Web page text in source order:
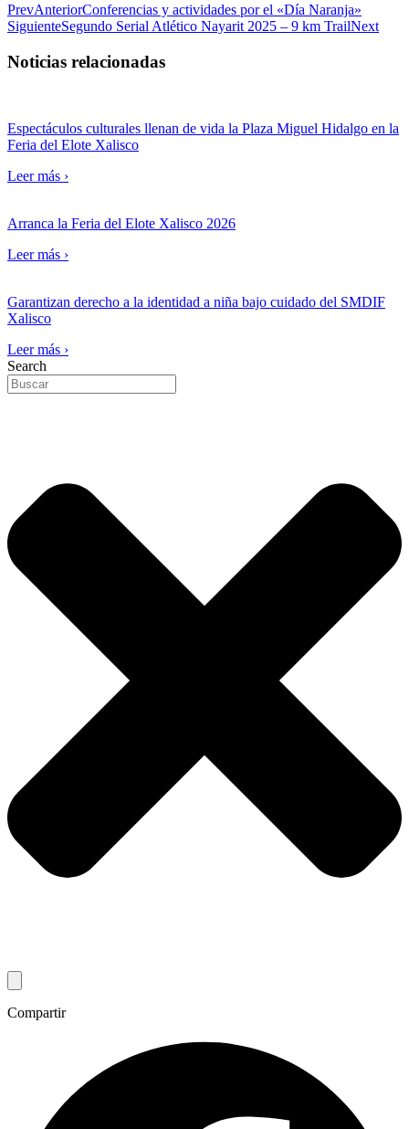
PrevAnteriorConferencias y actividades por el «Día Naranja»
SiguienteSegundo Serial Atlético Nayarit 2025 – 9 km TrailNext
Noticias relacionadas
Espectáculos culturales llenan de vida la Plaza Miguel Hidalgo en la
Feria del Elote Xalisco
Leer más ›
Arranca la Feria del Elote Xalisco 2026
Leer más ›
Garantizan derecho a la identidad a niña bajo cuidado del SMDIF
Xalisco
Leer más ›
Search
Compartir